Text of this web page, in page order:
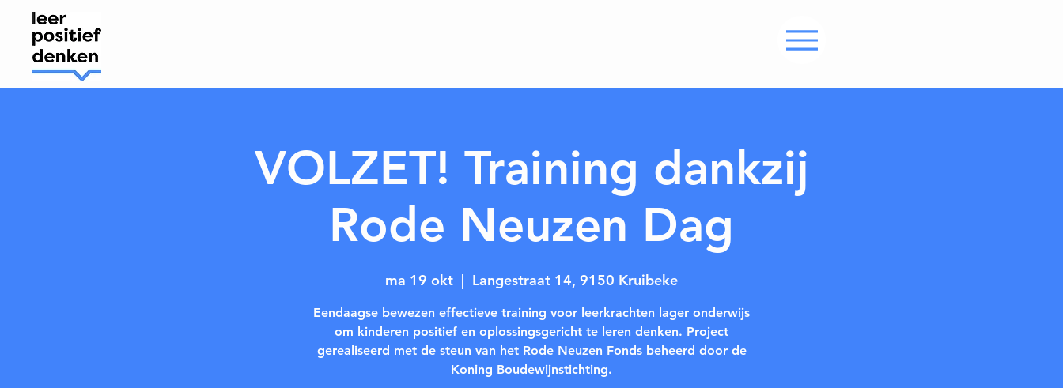
VOLZET! Training dankzij
Rode Neuzen Dag
ma 19 okt
  |
Langestraat 14, 9150 Kruibeke
Eendaagse bewezen effectieve training voor leerkrachten lager onderwijs
om kinderen positief en oplossingsgericht te leren denken. Project
gerealiseerd met de steun van het Rode Neuzen Fonds beheerd door de
Koning Boudewijnstichting.